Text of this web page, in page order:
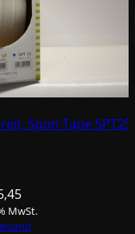
Spon Tape SPT25
MwSt.